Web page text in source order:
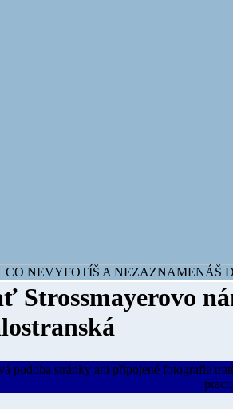
CO NEVYFOTÍŠ A NEZAZNAMENÁŠ
Strossmayerovo
podoba stránky ani připojené fotografie